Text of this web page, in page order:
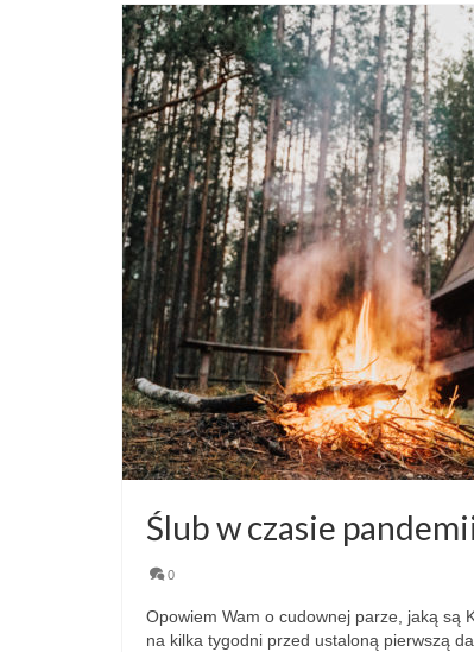
Ślub w czasie
0
Opowiem Wam o cudownej parze, jaką są
na kilka tygodni przed ustaloną pierwszą